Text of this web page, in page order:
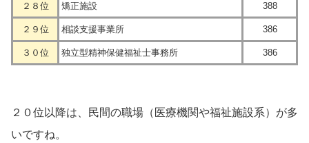
２８位 矯正施設 388
２９位 相談支援事業所 386
３０位 独立型精神保健福祉士事務所 386
２０位以降は、民間の職場（医療機関や福祉施設系）が多
いですね。